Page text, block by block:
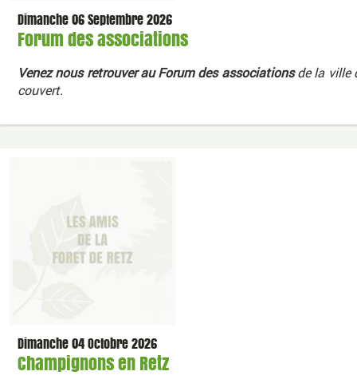
Dimanche 06 Septembre 2026
Forum des associations
Venez nous retrouver au Forum des associationsde la ville
couvert.
Dimanche 04 Octobre 2026
Champignons en Retz